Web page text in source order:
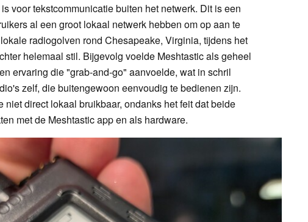
voor tekstcommunicatie buiten het netwerk. Dit is een
al een groot lokaal netwerk hebben om op aan te
radiogolven rond Chesapeake, Virginia, tijdens het
helemaal stil. Bijgevolg voelde Meshtastic als geheel
ervaring die "grab-and-go" aanvoelde, wat in schril
zelf, die buitengewoon eenvoudig te bedienen zijn.
niet direct lokaal bruikbaar, ondanks het feit dat beide
met de Meshtastic app en als hardware.